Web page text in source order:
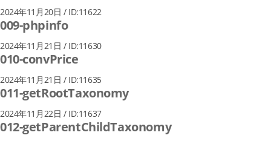
2024年11月20日 / ID:11622
009-phpinfo
2024年11月21日 / ID:11630
010-convPrice
2024年11月21日 / ID:11635
011-getRootTaxonomy
2024年11月22日 / ID:11637
012-getParentChildTaxonomy